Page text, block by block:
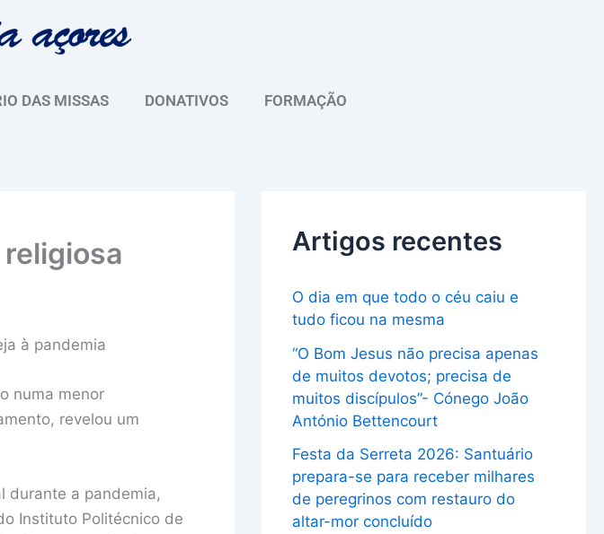
DAS MISSAS DONATIVOS FORMAÇÃO
à pandemia
numa menor
revelou um
durante a pandemia,
Instituto Politécnico de
Artigos recentes
O dia em que todo o céu caiu e
tudo ficou na mesma
“O Bom Jesus não precisa apenas
de muitos devotos; precisa de
muitos discípulos”- Cónego João
António Bettencourt
Festa da Serreta 2026: Santuário
prepara-se para receber milhares
de peregrinos com restauro do
altar-mor concluído
u